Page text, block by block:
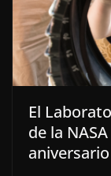
El
de la
aniversario